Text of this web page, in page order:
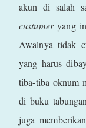
akun di salah
custumeryang
Awalnya tidak
yang harus
tiba-tiba oknum
di buku
juga